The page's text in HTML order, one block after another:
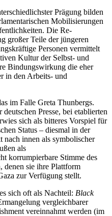
Prägung bilden
Mobilisierungen
Die Re-
großer Teile der jüngeren
Personen vermittelt
Kultur der Selbst- und
Bindungswirkung die eher
in den Arbeits- und
im Falle Greta Thunbergs.
Presse, bei etablierten
sich als bitteres Vorspiel für
Status – diesmal in der
innen als symbolischer
als
korrumpierbare Stimme des
denen sie ihre Plattform
zur Verfügung stellt.
sich oft als Nachteil: Black
vergleichbarer
vereinnahmt werden (im